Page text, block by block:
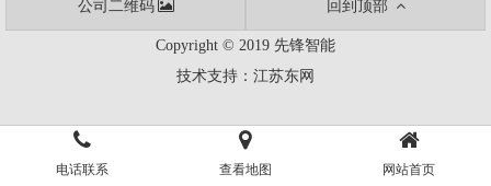
公司二维码 回到顶部
Copyright © 2019 先锋智能
技术支持： 江苏东网
电话联系 查看地图 网站首页